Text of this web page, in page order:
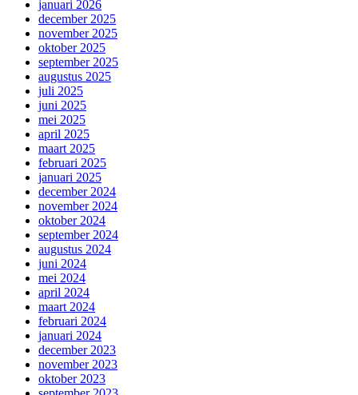
januari 2026
december 2025
november 2025
oktober 2025
september 2025
augustus 2025
juli 2025
juni 2025
mei 2025
april 2025
maart 2025
februari 2025
januari 2025
december 2024
november 2024
oktober 2024
september 2024
augustus 2024
juni 2024
mei 2024
april 2024
maart 2024
februari 2024
januari 2024
december 2023
november 2023
oktober 2023